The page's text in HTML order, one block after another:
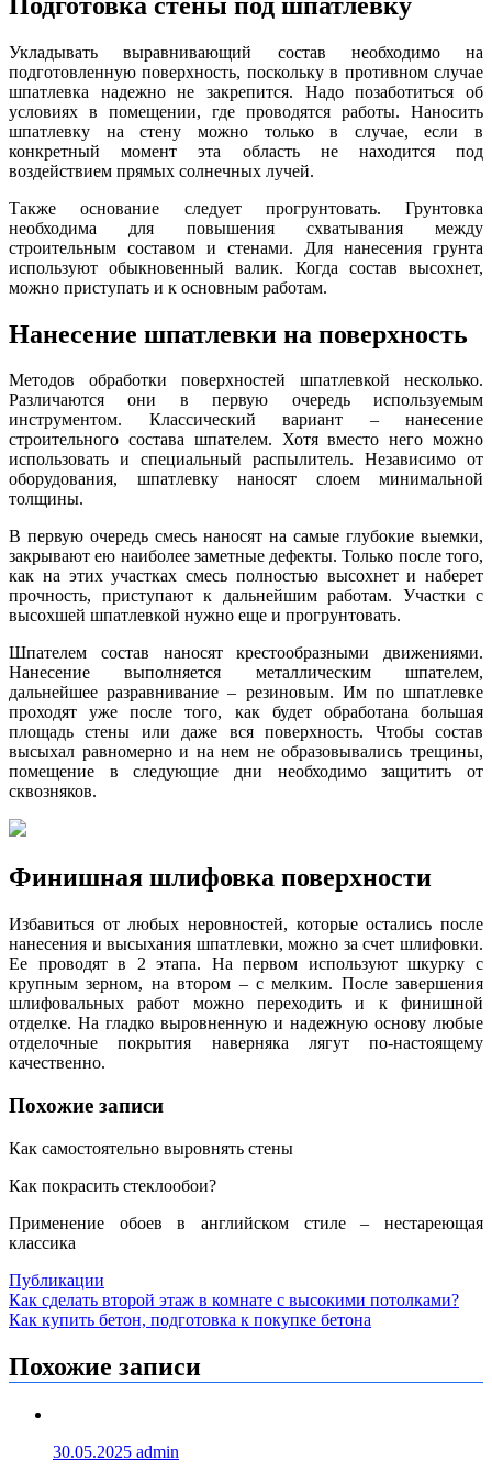
Укладывать выравнивающий состав необходимо на
подготовленную поверхность, поскольку в противном случае
шпатлевка надежно не закрепится. Надо позаботиться об
условиях в помещении, где проводятся работы. Наносить
шпатлевку на стену можно только в случае, если в
конкретный момент эта область не находится под
воздействием прямых солнечных лучей.
Также основание следует прогрунтовать. Грунтовка
необходима для повышения схватывания между
строительным составом и стенами. Для нанесения грунта
используют обыкновенный валик. Когда состав высохнет,
можно приступать и к основным работам.
Нанесение шпатлевки на поверхность
Методов обработки поверхностей шпатлевкой несколько.
Различаются они в первую очередь используемым
инструментом. Классический вариант – нанесение
строительного состава шпателем. Хотя вместо него можно
использовать и специальный распылитель. Независимо от
оборудования, шпатлевку наносят слоем минимальной
толщины.
В первую очередь смесь наносят на самые глубокие выемки,
закрывают ею наиболее заметные дефекты. Только после того,
как на этих участках смесь полностью высохнет и наберет
прочность, приступают к дальнейшим работам. Участки с
высохшей шпатлевкой нужно еще и прогрунтовать.
Шпателем состав наносят крестообразными движениями.
Нанесение выполняется металлическим шпателем,
дальнейшее разравнивание – резиновым. Им по шпатлевке
проходят уже после того, как будет обработана большая
площадь стены или даже вся поверхность. Чтобы состав
высыхал равномерно и на нем не образовывались трещины,
помещение в следующие дни необходимо защитить от
сквозняков.
Финишная шлифовка поверхности
Избавиться от любых неровностей, которые остались после
нанесения и высыхания шпатлевки, можно за счет шлифовки.
Ее проводят в 2 этапа. На первом используют шкурку с
крупным зерном, на втором – с мелким. После завершения
шлифовальных работ можно переходить и к финишной
отделке. На гладко выровненную и надежную основу любые
отделочные покрытия наверняка лягут по-настоящему
качественно.
Похожие записи
Как самостоятельно выровнять стены
Как покрасить стеклообои?
Применение обоев в английском стиле – нестареющая
классика
Публикации
Навигация
по
записям
Как сделать второй этаж в комнате с высокими потолками?
Как купить бетон, подготовка к покупке бетона
Похожие записи
30.05.2025 admin